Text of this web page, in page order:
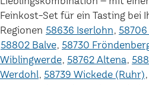
Feinkost-Set für ein Tasting bei
Regionen 58636 Iserlohn
58802 Balve 58730
Wiblingwerde 58762 Altena
Werdohl 58739 Wickede (Ruhr)